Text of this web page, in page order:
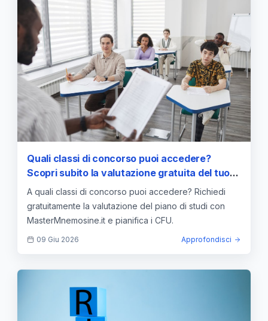
Quali classi di concorso puoi accedere?
Scopri subito la valutazione gratuita del tuo
piano di studi con Master Mnemosine.it
A quali classi di concorso puoi accedere? Richiedi
gratuitamente la valutazione del piano di studi con
MasterMnemosine.it e pianifica i CFU.
09 Giu 2026 Approfondisci